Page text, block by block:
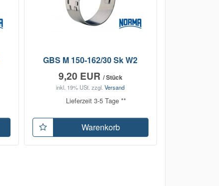
GBS M 150-162/30 Sk W2
9,20 EUR / Stück
inkl. 19% USt. zzgl.Versand
Lieferzeit 3-5 Tage **
Warenkorb